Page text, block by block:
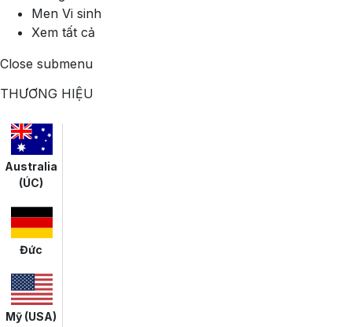
Men Vi sinh
Xem tất cả
Close submenu
THƯƠNG HIỆU
Australia
(ÚC)
Đức
Mỹ (USA)